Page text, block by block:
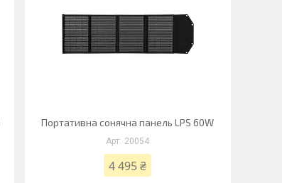
Портативна сонячна панель LPS 60W
20054
4 495 ₴